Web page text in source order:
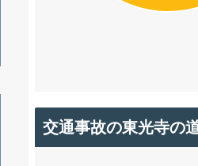
交通事故の東光寺の